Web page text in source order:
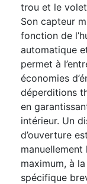
trou et le
Son capteur
fonction de
automatique
permet à
économies
déperditions
en
intérieur. Un
d’ouverture
manuellement
maximum, à
spécifique